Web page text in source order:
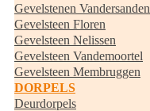
Gevelstenen Vandersanden
Gevelsteen Floren
Gevelsteen Nelissen
Gevelsteen Vandemoortel
Gevelsteen Membruggen
DORPELS
Deurdorpels